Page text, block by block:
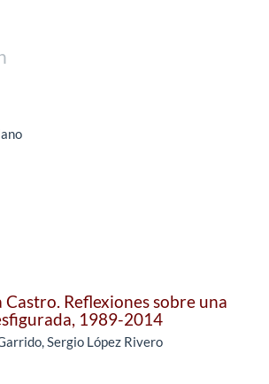
Reflexiones sobre una
1989-2014
Sergio López Rivero